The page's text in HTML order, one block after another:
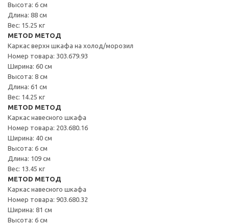
Высота: 6 см
Длина: 88 см
Вес: 15.25 кг
METOD МЕТОД
Каркас верхн шкафа на холод/морозил
Номер товара: 303.679.93
Ширина: 60 см
Высота: 8 см
Длина: 61 см
Вес: 14.25 кг
METOD МЕТОД
Каркас навесного шкафа
Номер товара: 203.680.16
Ширина: 40 см
Высота: 6 см
Длина: 109 см
Вес: 13.45 кг
METOD МЕТОД
Каркас навесного шкафа
Номер товара: 903.680.32
Ширина: 81 см
Высота: 6 см